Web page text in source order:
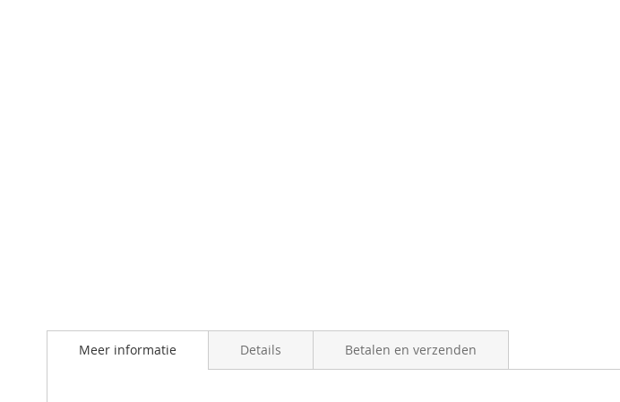
Meer informatie Details Betalen en verzenden